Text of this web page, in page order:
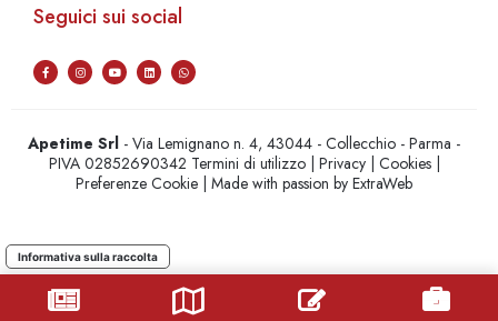
Seguici sui social
Apetime Srl - Via Lemignano n. 4, 43044 - Collecchio - Parma -
PIVA 02852690342 Termini di utilizzo| Privacy| Cookies|
Preferenze Cookie | Made with passion byExtraWeb
Informativa sulla raccolta